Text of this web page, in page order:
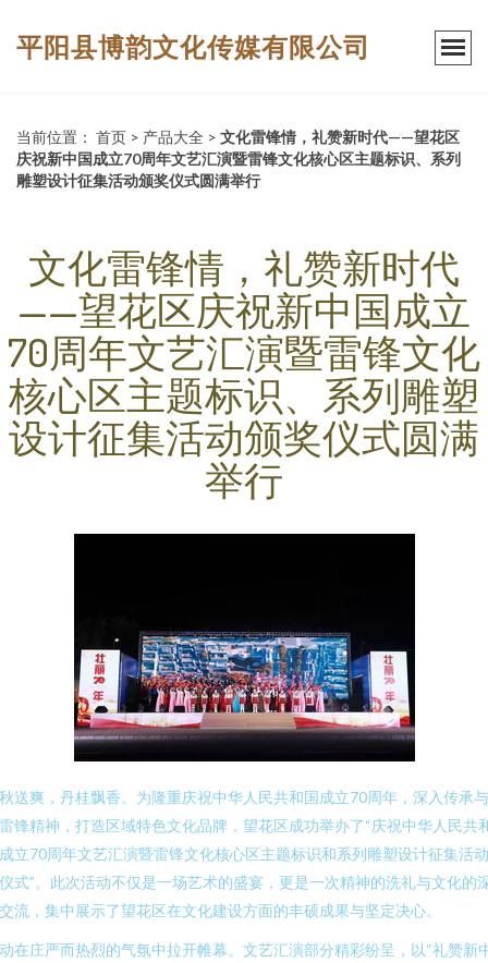
平阳县博韵文化传媒有限公司
当前位置： 首页 > 产品大全 > 文化雷锋情，礼赞新时代——望花区
庆祝新中国成立70周年文艺汇演暨雷锋文化核心区主题标识、系列
雕塑设计征集活动颁奖仪式圆满举行
文化雷锋情，礼赞新时代
——望花区庆祝新中国成立
70周年文艺汇演暨雷锋文化
核心区主题标识、系列雕塑
设计征集活动颁奖仪式圆满
举行
送爽，丹桂飘香。为隆重庆祝中华人民共和国成立70周年，深入传承
锋精神，打造区域特色文化品牌，望花区成功举办了“庆祝中华人民共
立70周年文艺汇演暨雷锋文化核心区主题标识和系列雕塑设计征集活
式”。此次活动不仅是一场艺术的盛宴，更是一次精神的洗礼与文化的
流，集中展示了望花区在文化建设方面的丰硕成果与坚定决心。
在庄严而热烈的气氛中拉开帷幕。文艺汇演部分精彩纷呈，以“礼赞新